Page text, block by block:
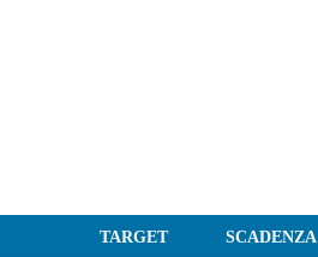
TARGET SCADENZA